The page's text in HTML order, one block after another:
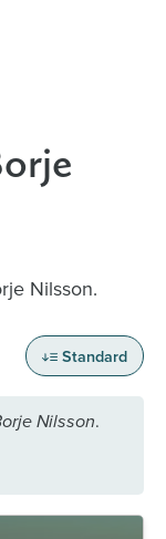
Nilsson.
Standard
Nilsson.